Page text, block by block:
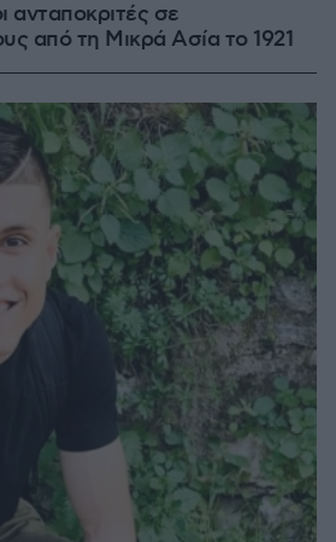
ανταποκριτές σε
από τη Μικρά Ασία το 1921